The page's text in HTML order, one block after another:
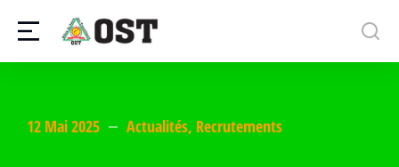
12 Mai 2025 Actualités, Recrutements